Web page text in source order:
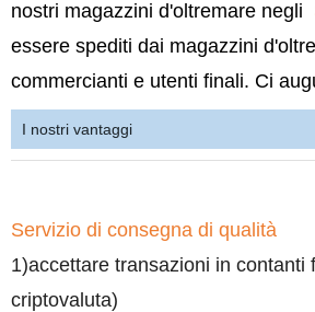
nostri magazzini d'oltremare negli
essere spediti dai magazzini
commercianti e utenti finali. Ci
I nostri vantaggi
Servizio di consegna di qualità
1)accettare transazioni in
criptovaluta)